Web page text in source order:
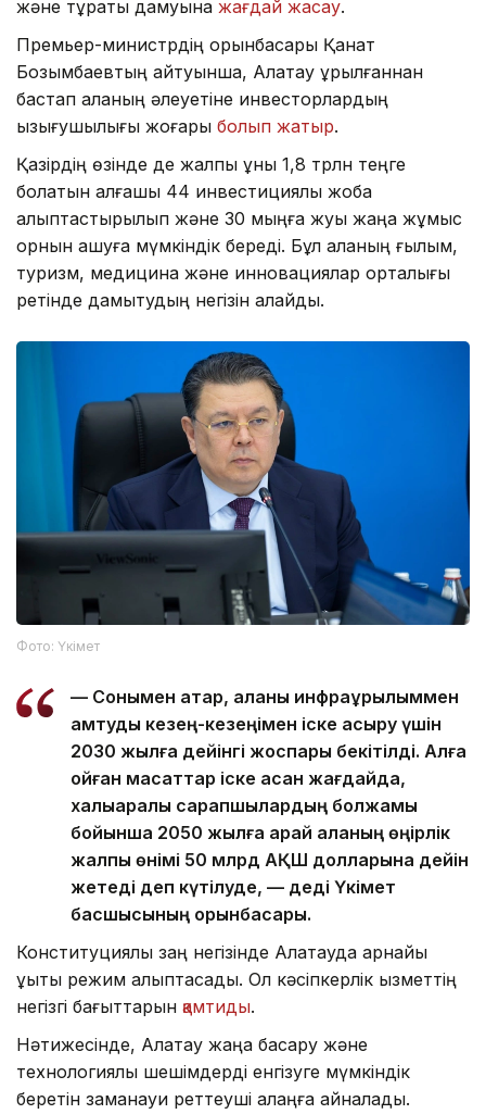
және тұрақты дамуына жағдай жасау.
Премьер-министрдің орынбасары Қанат
Бозымбаевтың айтуынша, Алатау құрылғаннан
бастап қаланың әлеуетіне инвесторлардың
қызығушылығы жоғары болып жатыр.
Қазірдің өзінде де жалпы құны 1,8 трлн теңге
болатын алғашқы 44 инвестициялық жоба
қалыптастырылып және 30 мыңға жуық жаңа жұмыс
орнын ашуға мүмкіндік береді. Бұл қаланың ғылым,
туризм, медицина және инновациялар орталығы
ретінде дамытудың негізін қалайды.
Фото: Үкімет
— Сонымен қатар, қаланы инфрақұрылыммен
қамтуды кезең-кезеңімен іске асыру үшін
2030 жылға дейінгі жоспары бекітілді. Алға
қойған мақсаттар іске асқан жағдайда,
халықаралық сарапшылардың болжамы
бойынша 2050 жылға қарай қаланың өңірлік
жалпы өнімі 50 млрд АҚШ долларына дейін
жетеді деп күтілуде, — деді Үкімет
басшысының орынбасары.
Конституциялық заң негізінде Алатауда арнайы
құқықтық режим қалыптасады. Ол кәсіпкерлік қызметтің
негізгі бағыттарын қамтиды.
Нәтижесінде, Алатау жаңа басқару және
технологиялық шешімдерді енгізуге мүмкіндік
беретін заманауи реттеуші алаңға айналады.